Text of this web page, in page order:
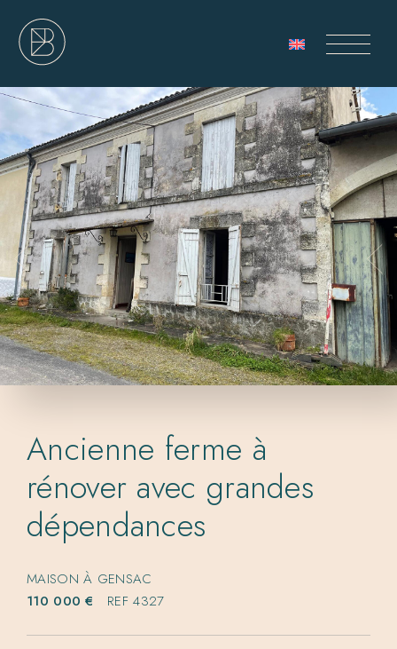
Ancienne ferme à
rénover avec grandes
dépendances
MAISON À GENSAC
110 000 €
REF 4327